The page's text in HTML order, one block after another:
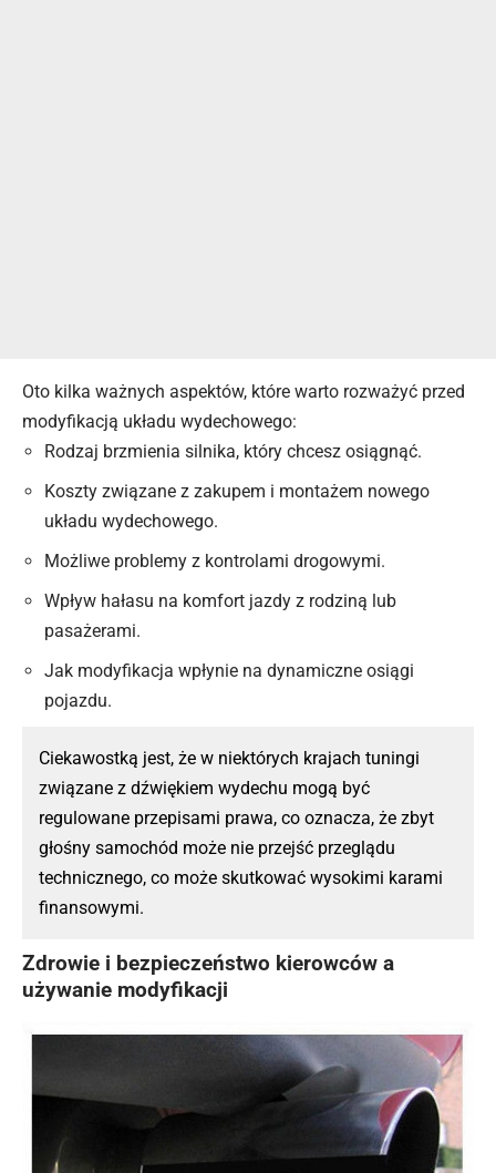
Oto kilka ważnych aspektów, które warto rozważyć przed
modyfikacją układu wydechowego:
Rodzaj brzmienia silnika, który chcesz osiągnąć.
Koszty związane z zakupem i montażem nowego
układu wydechowego.
Możliwe problemy z kontrolami drogowymi.
Wpływ hałasu na komfort jazdy z rodziną lub
pasażerami.
Jak modyfikacja wpłynie na dynamiczne osiągi
pojazdu.
Ciekawostką jest, że w niektórych krajach tuningi
związane z dźwiękiem wydechu mogą być
regulowane przepisami prawa, co oznacza, że zbyt
głośny samochód może nie przejść przeglądu
technicznego, co może skutkować wysokimi karami
finansowymi.
Zdrowie i bezpieczeństwo kierowców a
używanie modyfikacji